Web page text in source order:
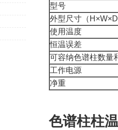
型号
外型尺寸（ H×W×D
使用温度
恒温误差
可容纳色谱柱数量
工作电源
净重
色谱柱柱